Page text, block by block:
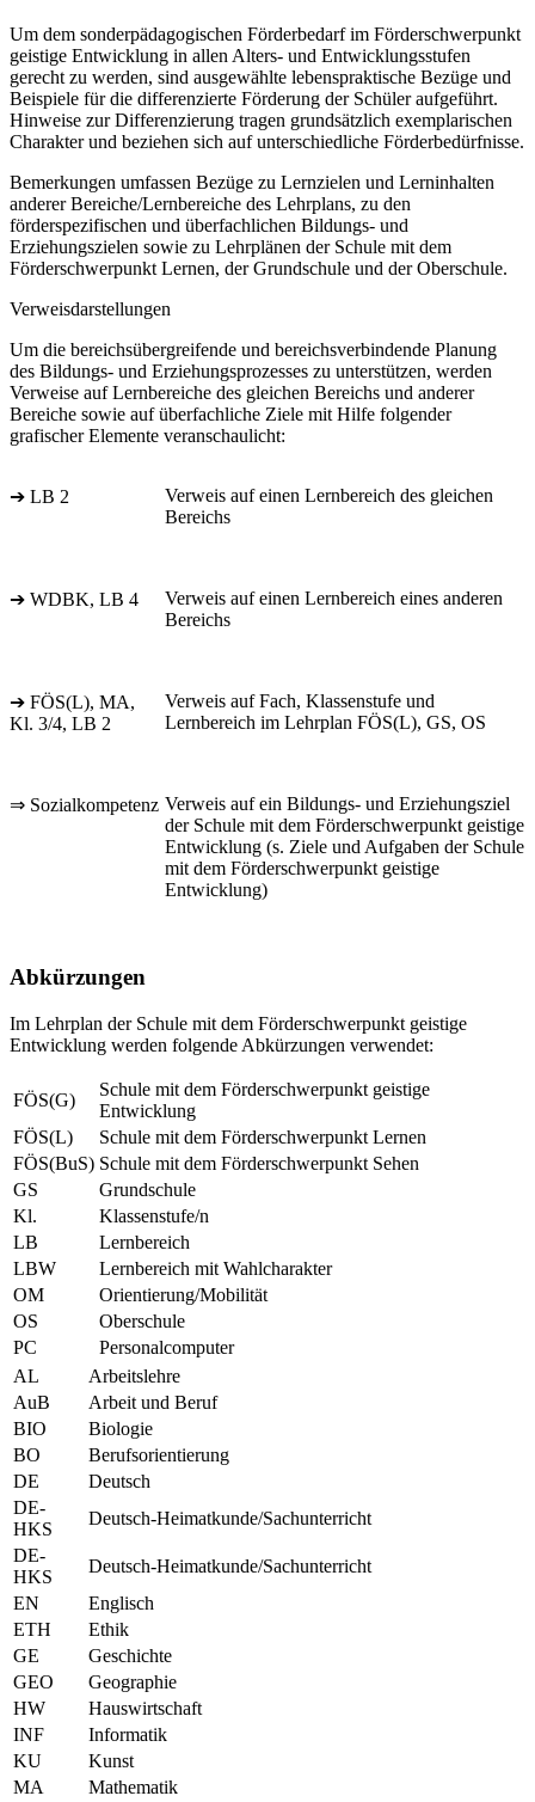
Um dem sonderpädagogischen Förderbedarf im Förderschwerpunkt
geistige Entwicklung in allen Alters- und Entwicklungsstufen
gerecht zu werden, sind ausgewählte lebenspraktische Bezüge und
Beispiele für die differenzierte Förderung der Schüler aufgeführt.
Hinweise zur Differenzierung tragen grundsätzlich exemplarischen
Charakter und beziehen sich auf unterschiedliche Förderbedürfnisse.
Bemerkungen umfassen Bezüge zu Lernzielen und Lerninhalten
anderer Bereiche/Lernbereiche des Lehrplans, zu den
förderspezifischen und überfachlichen Bildungs- und
Erziehungszielen sowie zu Lehrplänen der Schule mit dem
Förderschwerpunkt Lernen, der Grundschule und der Oberschule.
Verweisdarstellungen
Um die bereichsübergreifende und bereichsverbindende Planung
des Bildungs- und Erziehungsprozesses zu unterstützen, werden
Verweise auf Lernbereiche des gleichen Bereichs und anderer
Bereiche sowie auf überfachliche Ziele mit Hilfe folgender
grafischer Elemente veranschaulicht:
➔ LB 2
Verweis auf einen Lernbereich des gleichen
Bereichs
➔ WDBK, LB 4
Verweis auf einen Lernbereich eines anderen
Bereichs
➔ FÖS(L), MA,
Kl. 3/4, LB 2
Verweis auf Fach, Klassenstufe und
Lernbereich im Lehrplan FÖS(L), GS, OS
⇒ Sozialkompetenz Verweis auf ein Bildungs- und Erziehungsziel
der Schule mit dem Förderschwerpunkt geistige
Entwicklung (s. Ziele und Aufgaben der Schule
mit dem Förderschwerpunkt geistige
Entwicklung)
Abkürzungen
Im Lehrplan der Schule mit dem Förderschwerpunkt geistige
Entwicklung werden folgende Abkürzungen verwendet:
FÖS(G)
Schule mit dem Förderschwerpunkt geistige
Entwicklung
FÖS(L)
Schule mit dem Förderschwerpunkt Lernen
FÖS(BuS) Schule mit dem Förderschwerpunkt Sehen
GS
Grundschule
Kl.
Klassenstufe/n
LB
Lernbereich
LBW
Lernbereich mit Wahlcharakter
OM
Orientierung/Mobilität
OS
Oberschule
PC
Personalcomputer
AL
Arbeitslehre
AuB
Arbeit und Beruf
BIO
Biologie
BO
Berufsorientierung
DE
Deutsch
DE-
HKS
Deutsch-Heimatkunde/Sachunterricht
DE-
HKS
Deutsch-Heimatkunde/Sachunterricht
EN
Englisch
ETH
Ethik
GE
Geschichte
GEO
Geographie
HW
Hauswirtschaft
INF
Informatik
KU
Kunst
MA
Mathematik